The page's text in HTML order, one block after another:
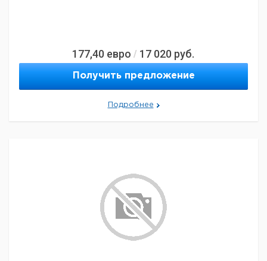
177,40 евро / 17 020 руб.
Получить предложение
Подробнее